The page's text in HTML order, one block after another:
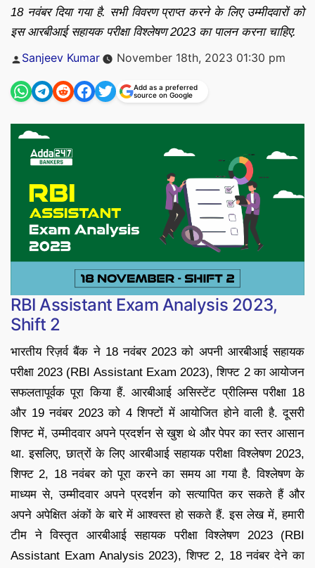
18 नवंबर दिया गया है. सभी विवरण प्राप्त करने के लिए उम्मीदवारों को
इस आरबीआई सहायक परीक्षा विश्लेषण 2023 का पालन करना चाहिए.
Posted
Sanjeev Kumar November 18th, 2023 01:30 pm
Add as a preferred
source on Google
RBI Assistant Exam Analysis 2023,
Shift 2
भारतीय रिज़र्व बैंक ने 18 नवंबर 2023 को अपनी आरबीआई सहायक
परीक्षा 2023 (RBI Assistant Exam 2023), शिफ्ट 2 का आयोजन
सफलतापूर्वक पूरा किया हैं. आरबीआई असिस्टेंट प्रीलिम्स परीक्षा 18
और 19 नवंबर 2023 को 4 शिफ्टों में आयोजित होने वाली है. दूसरी
शिफ्ट में, उम्मीदवार अपने प्रदर्शन से खुश थे और पेपर का स्तर आसान
था. इसलिए, छात्रों के लिए आरबीआई सहायक परीक्षा विश्लेषण 2023,
शिफ्ट 2, 18 नवंबर को पूरा करने का समय आ गया है. विश्लेषण के
माध्यम से, उम्मीदवार अपने प्रदर्शन को सत्यापित कर सकते हैं और
अपने अपेक्षित अंकों के बारे में आश्वस्त हो सकते हैं. इस लेख में, हमारी
टीम ने विस्तृत आरबीआई सहायक परीक्षा विश्लेषण 2023 (RBI
Assistant Exam Analysis 2023), शिफ्ट 2, 18 नवंबर देने का